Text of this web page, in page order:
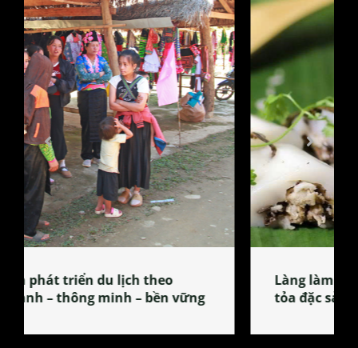
Làng làm bánh tẻ Phú Nhi – nơi lan
tỏa đặc sản xứ Đoài